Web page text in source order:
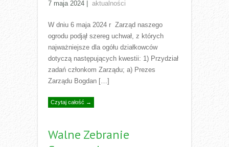
7 maja 2024 aktualności
W dniu 6 maja 2024 r Zarząd naszego
ogrodu podjął szereg uchwał, z których
najważniejsze dla ogółu działkowców
dotyczą następujących kwestii: 1) Przydział
zadań członkom Zarządu; a) Prezes
Zarządu Bogdan […]
Czytaj całość →
Walne Zebranie